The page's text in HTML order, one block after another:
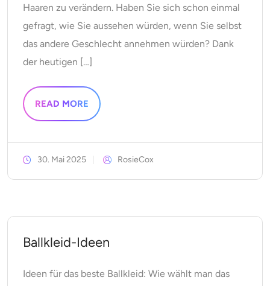
Video-Verstärker
Video-Wasserzeichen-Entferner
Haaren zu verändern. Haben Sie sich schon einmal
gefragt, wie Sie aussehen würden, wenn Sie selbst
das andere Geschlecht annehmen würden? Dank
der heutigen […]
READ MORE
30. Mai 2025 RosieCox
Ballkleid-Ideen
Ideen für das beste Ballkleid: Wie wählt man das